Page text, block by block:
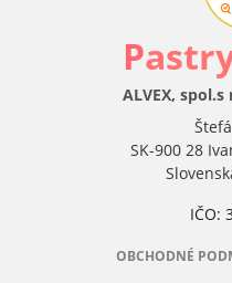
P
ALVEX, spol.s
SK-900 28
IČO:
OBCHODNÉ